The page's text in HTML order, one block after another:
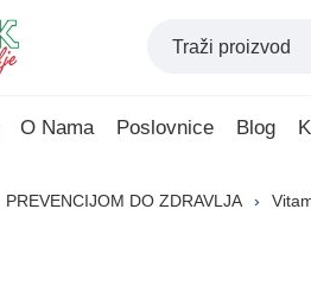
O Nama Poslovnice Blog
PREVENCIJOM DO ZDRAVLJA